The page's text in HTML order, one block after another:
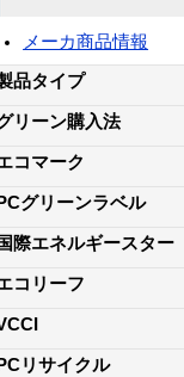
メーカ商品情報
品タイプ
リーン購入法
コマーク
PCグリーンラベル
国際エネルギースター
コリーフ
PCリサイクル